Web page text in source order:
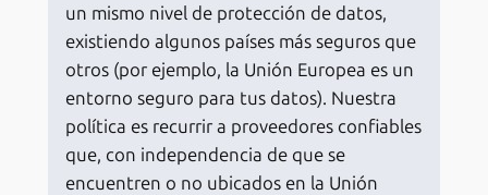
un mismo nivel de protección de datos,
existiendo algunos países más seguros que
otros (por ejemplo, la Unión Europea es un
entorno seguro para tus datos). Nuestra
política es recurrir a proveedores confiables
que, con independencia de que se
encuentren o no ubicados en la Unión